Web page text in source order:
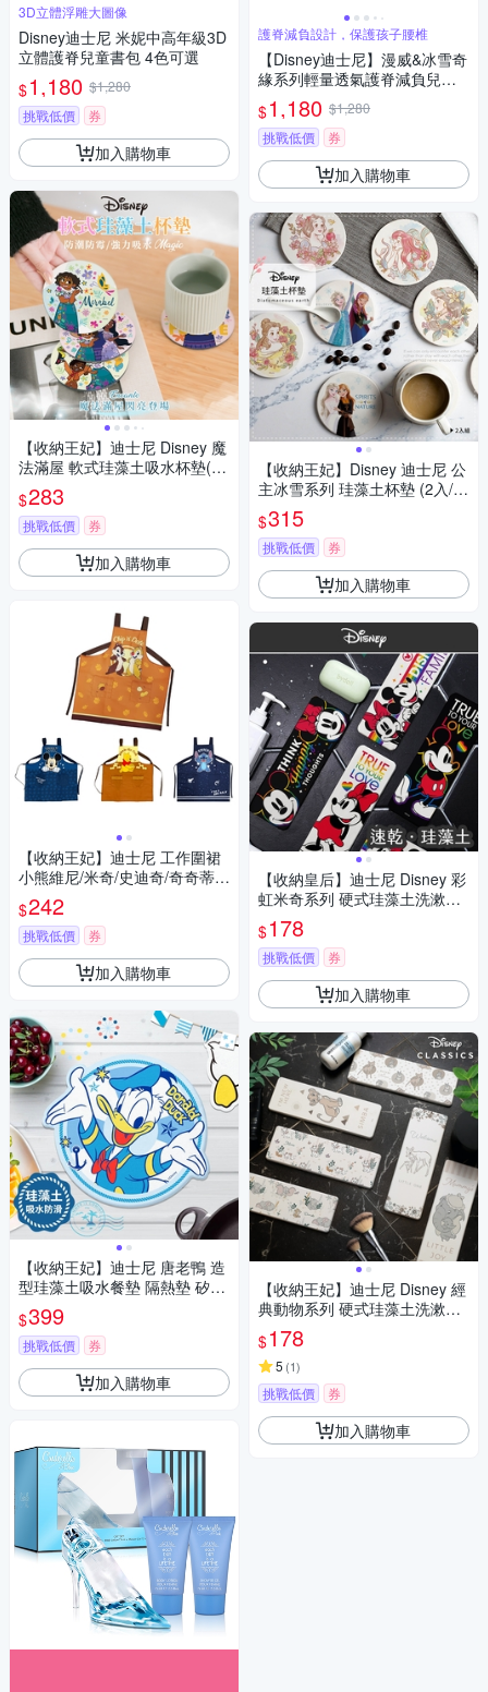
3D立體浮雕大圖像
Disney迪士尼 米妮中高年級3D
立體護脊兒童書包 4色可選
$1,180 $1,280
挑戰低價
券
加入購物車
【收納王妃】迪士尼 Disney 魔
法滿屋 軟式珪藻土吸水杯墊(2
入組) 杯墊 防潮 硅藻土 防滑墊
吸水墊 隔熱墊
$283
挑戰低價 券
加入購物車
【收納王妃】迪士尼 工作圍裙
小熊維尼/米奇/史迪奇/奇奇蒂蒂
(77x73cm)
$242
挑戰低價 券
加入購物車
【收納王妃】迪士尼 唐老鴨 造
型珪藻土吸水餐墊 隔熱墊 矽藻
土 SGS檢驗不含石綿
$399
挑戰低價 券
加入購物車
護脊減負設計，保護孩子腰椎
【Disney迪士尼】漫威&冰雪奇
緣系列輕量透氣護脊減負兒童
書包
$1,180 $1,280
挑戰低價
券
加入購物車
【收納王妃】Disney 迪士尼 公
主冰雪系列 珪藻土杯墊 (2入/
組) 水彩白雪茉莉/水彩貝兒愛
麗兒/雪花艾莎安娜
$315
挑戰低價 券
加入購物車
【收納皇后】迪士尼 Disney 彩
虹米奇系列 硬式珪藻土洗漱墊
24x8x0.9 矽藻土 SGS認證不含
石綿 米奇 米妮 浴室收納 牙刷
架
$178
挑戰低價 券
加入購物車
【收納王妃】迪士尼 Disney 經
典動物系列 硬式珪藻土洗漱墊
24x8x0.9 小鹿斑比 辛巴 瑪麗
貓 小飛象 牙刷架 浴室收納
$178
5 (1)
挑戰低價 券
加入購物車